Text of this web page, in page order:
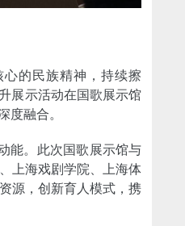
的民族精神，持续擦
展示活动在国歌展示馆
融合。
能。此次国歌展示馆与
上海戏剧学院、上海体
源，创新育人模式，携